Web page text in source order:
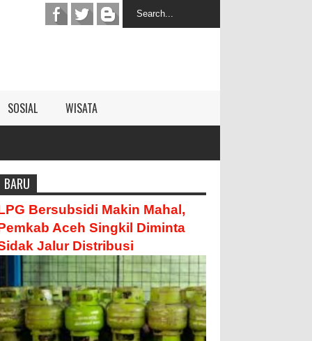
SOSIAL WISATA
BARU
Bersubsidi Makin Mahal,
Aceh Singkil Diminta
Jalur Distribusi